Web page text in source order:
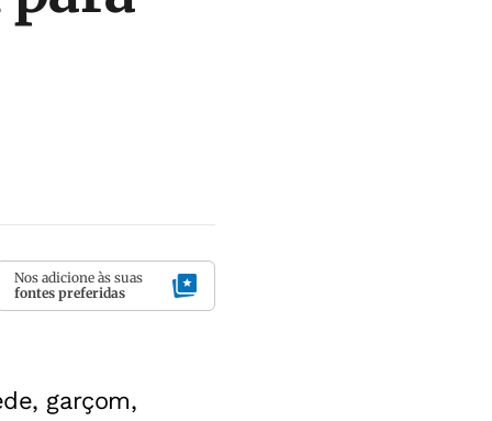
Nos adicione às suas
fontes preferidas
garçom,